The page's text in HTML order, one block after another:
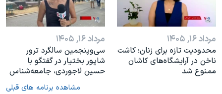
مرداد ۱۶, ۱۴۰۵
محدودیت تازه برای زنان؛ کاشت
ناخن در آرایشگاه‌های کاشان
ممنوع شد
مرداد ۱۶, ۱۴۰۵
سی‌وپنجمین سالگرد ترور
شاپور بختیار در گفتگو با
حسین لاجوردی، جامعه‌شناس
مشاهده برنامه های قبلی